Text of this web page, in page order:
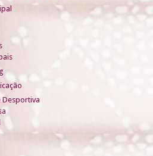
Desportiva